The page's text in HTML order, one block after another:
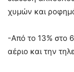
χυμών και
-Από το 13% στο
αέριο και την